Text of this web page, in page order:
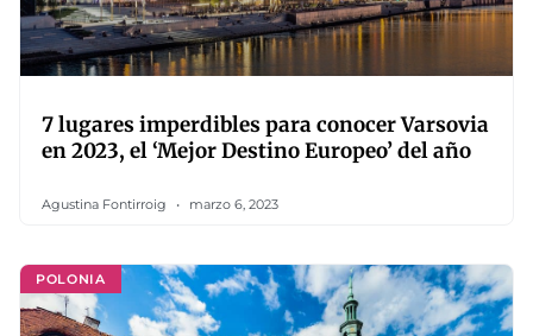
7 lugares imperdibles para conocer Varsovia
en 2023, el ‘Mejor Destino Europeo’ del año
Agustina Fontirroig marzo 6, 2023
POLONIA